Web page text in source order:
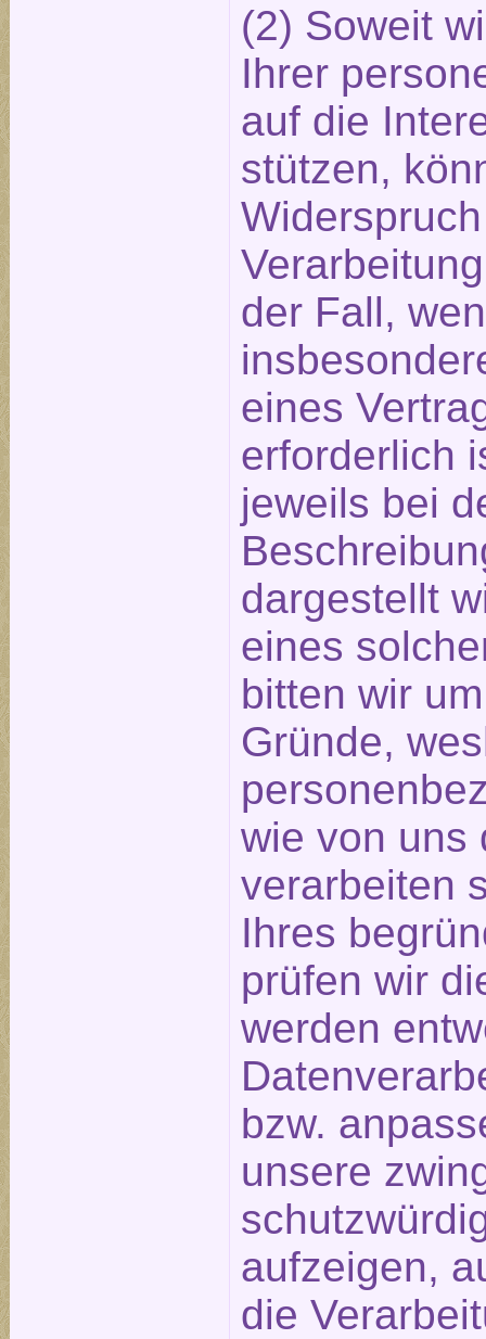
(2) Soweit
Ihrer
auf die
stützen,
der Fall,
eines
erforderlich
jeweils bei
dargestellt
eines
bitten wir
Gründe,
wie von uns
verarbeiten
Ihres
prüfen wir
werden
bzw.
unsere
aufzeigen,
die